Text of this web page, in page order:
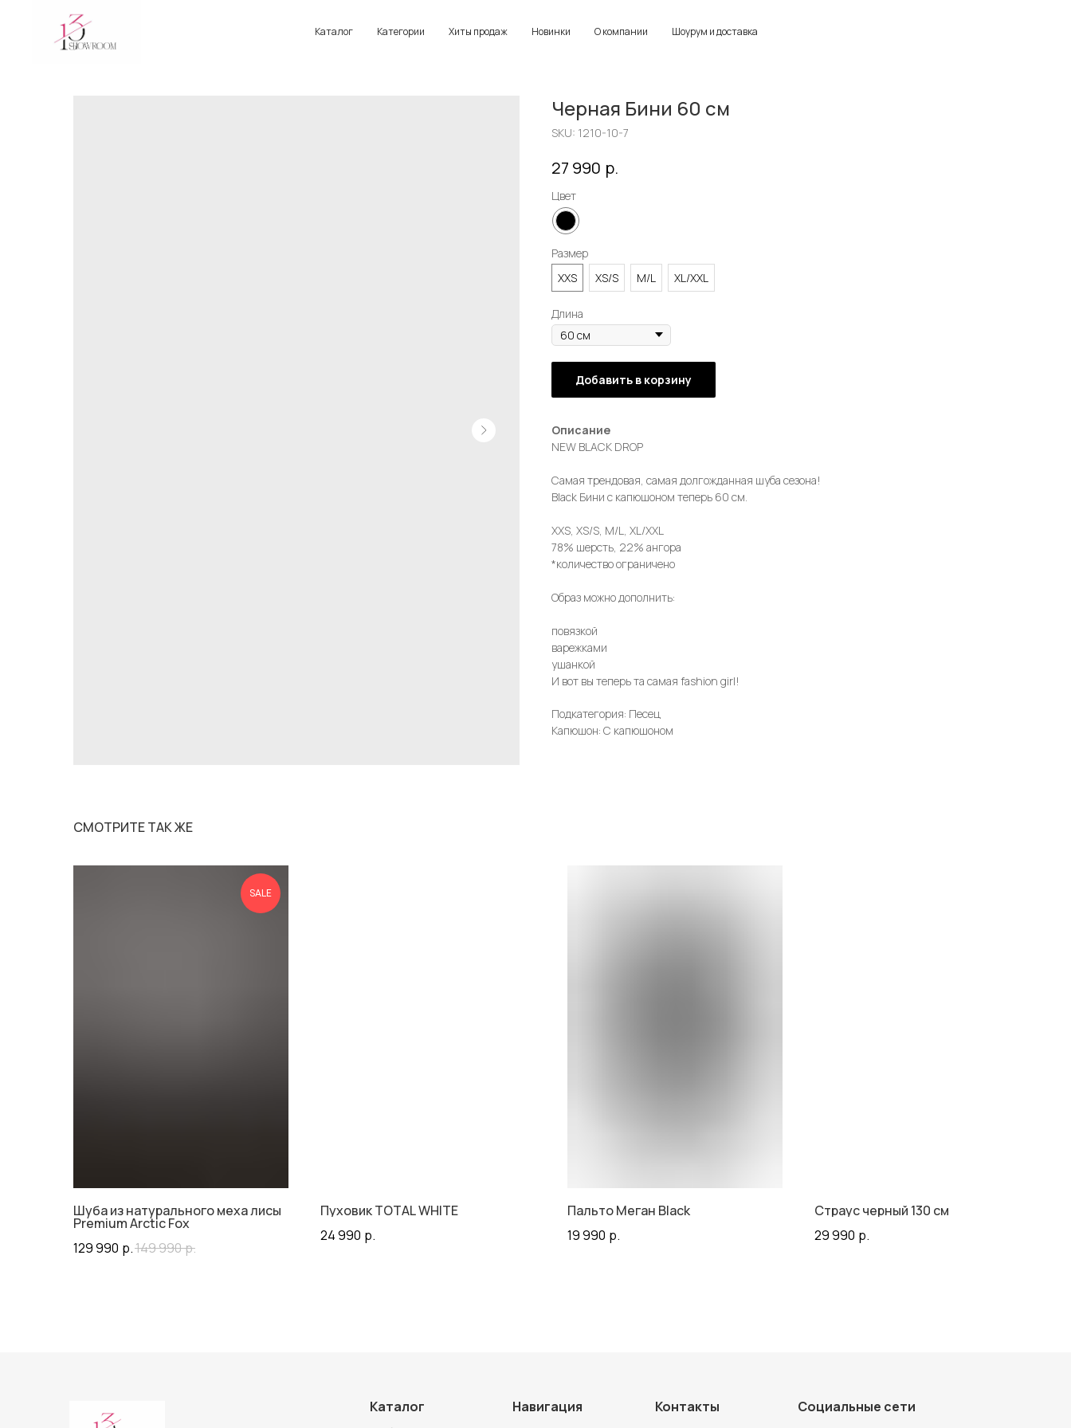
Каталог Категории Хиты продаж Новинки О компании Шоурум и доставка
Черная Бини 60 см
SKU: 1210-10-7
27 990 р.
Цвет
Размер
XXS
XS/S M/L XL/XXL
Длина
Добавить в корзину
Описание
NEW BLACK DROP
Самая трендовая, самая долгожданная шуба сезона!
Black Бини с капюшоном теперь 60 см.
XXS, XS/S, M/L, XL/XXL
78% шерсть, 22% ангора
*количество ограничено
Образ можно дополнить:
повязкой
варежками
ушанкой
И вот вы теперь та самая fashion girl!
Подкатегория: Песец
Капюшон: С капюшоном
СМОТРИТЕ ТАК ЖЕ
SALE
Шуба из натурального меха лисы
Premium Arctic Fox
129 990 р.149 990р.
Пуховик TOTAL WHITE
24 990 р.
Пальто Меган Black
19 990 р.
Страус черный 130 см
29 990 р.
Каталог Навигация Контакты Социальные сети